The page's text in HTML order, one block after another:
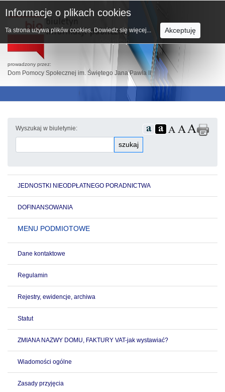
prowadzony przez:
Dom Pomocy Społecznej im. Świętego Jana Pawła II
Wyszukaj w biuletynie:
szukaj
JEDNOSTKI NIEODPŁATNEGO PORADNICTWA
DOFINANSOWANIA
MENU PODMIOTOWE
Dane kontaktowe
Regulamin
Rejestry, ewidencje, archiwa
Statut
ZMIANA NAZWY DOMU, FAKTURY VAT-jak wystawiać?
Wiadomości ogólne
Zasady przyjęcia
Informacje o plikach cookies
Ta strona używa plików cookies. Dowiedz się więcej... Akceptuję